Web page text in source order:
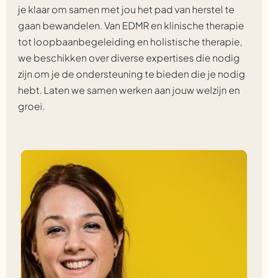
je klaar om samen met jou het pad van herstel te
gaan bewandelen. Van EDMR en klinische therapie
tot loopbaanbegeleiding en holistische therapie,
we beschikken over diverse expertises die nodig
zijn om je de ondersteuning te bieden die je nodig
hebt. Laten we samen werken aan jouw welzijn en
groei.